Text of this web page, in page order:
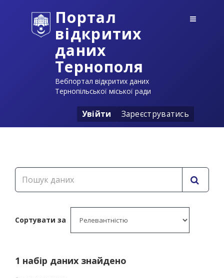
Портал
відкритих
даних
Тернополя
Вебпортал відкритих даних
Тернопільської міської ради
Увійти Зареєструватись
Сортувати за
1 набір даних знайдено